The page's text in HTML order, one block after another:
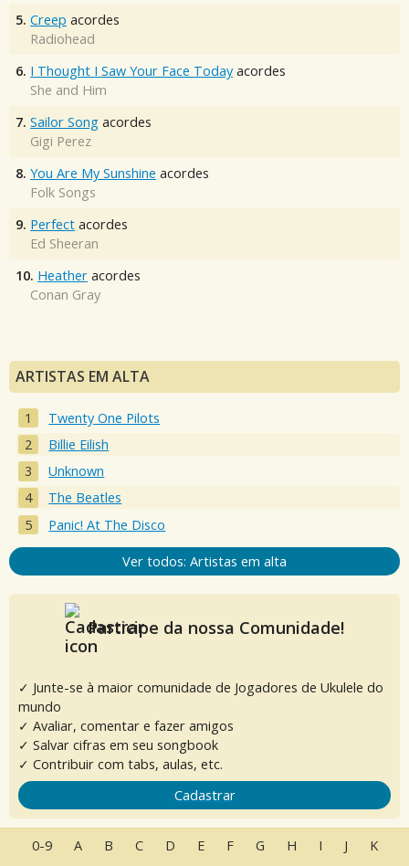
5. Creep acordes
Radiohead
6. I Thought I Saw Your Face Today acordes
She and Him
7. Sailor Song acordes
Gigi Perez
8. You Are My Sunshine acordes
Folk Songs
9. Perfect acordes
Ed Sheeran
10. Heather acordes
Conan Gray
ARTISTAS EM ALTA
Twenty One Pilots
Billie Eilish
Unknown
The Beatles
Panic! At The Disco
Ver todos: Artistas em alta
Participe da nossa Comunidade!
✓ Junte-se à maior comunidade de Jogadores de Ukulele do
mundo
✓ Avaliar, comentar e fazer amigos
✓ Salvar cifras em seu songbook
✓ Contribuir com tabs, aulas, etc.
Cadastrar
0-9 A B C D E F G H I J K